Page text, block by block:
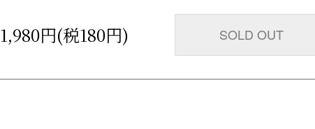
1,980円(税180円) SOLD OUT